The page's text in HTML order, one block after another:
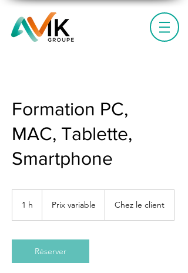
Formation PC,
MAC, Tablette,
Smartphone
1 h Prix variable Chez le client
Réserver